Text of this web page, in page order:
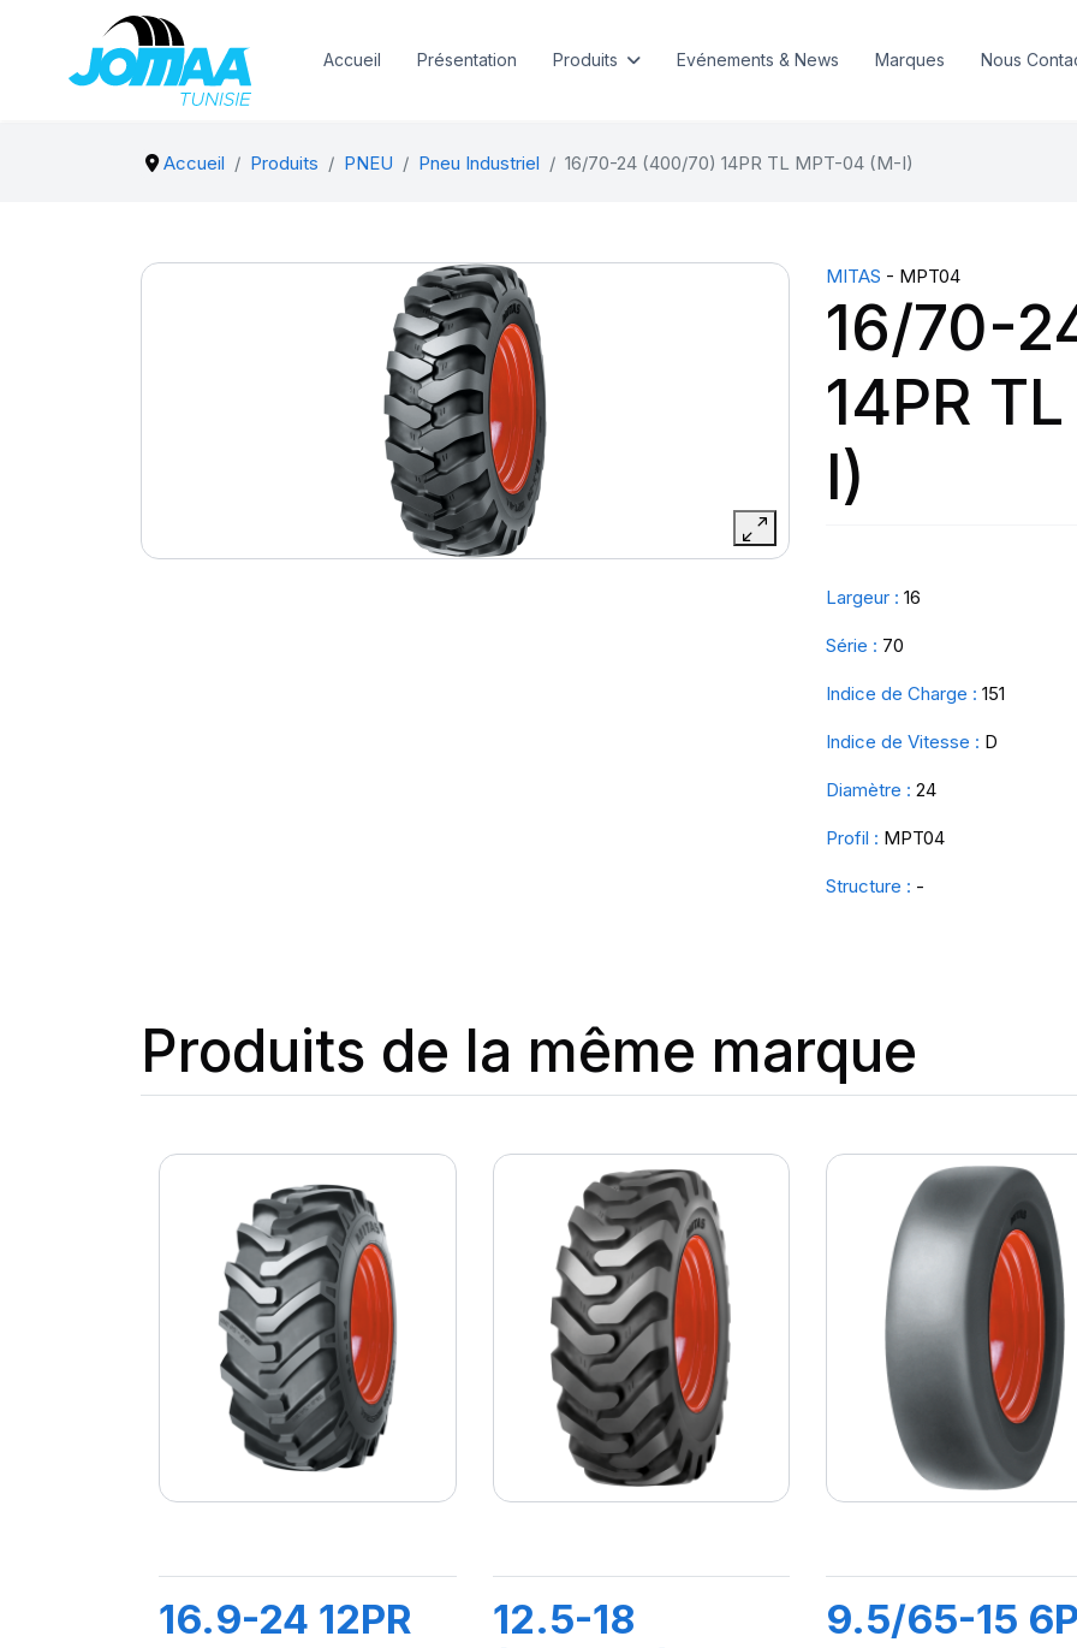
Accueil Présentation Produits Evénements & News Marques Nous
Accueil Produits PNEU Pneu Industriel 16/70-24 (400/70) 14PR TL MPT-04 (M-I)
MITAS - MPT04
16/70-
14PR
I)
Largeur : 16
Série : 70
Indice de Charge : 151
Indice de Vitesse : D
Diamètre : 24
Profil : MPT04
Structure : -
Produits de la même marque
16.9-24 12PR
12.5-18
9.5/65-15